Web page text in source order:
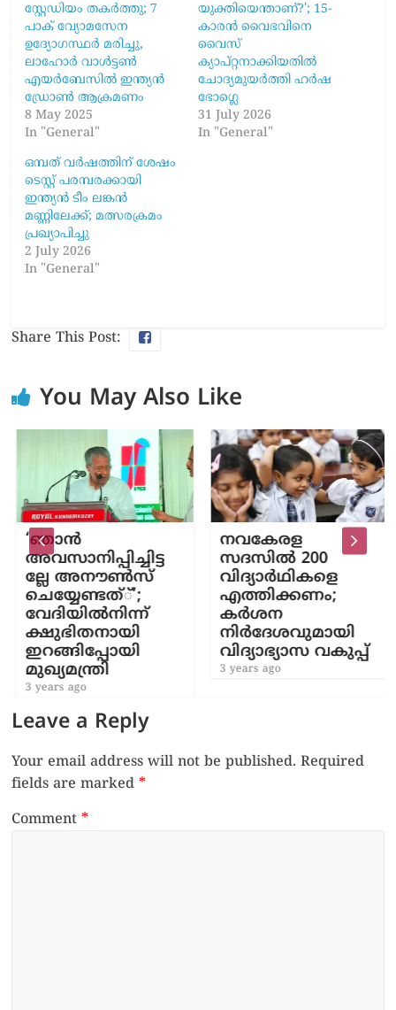
സ്റ്റേഡിയം തകർത്തു; 7
പാക് വ്യോമസേന
ഉദ്യോഗസ്ഥർ മരിച്ചു,
ലാഹോർ വാൾട്ടൺ
എയർബേസിൽ ഇന്ത്യൻ
ഡ്രോൺ ആക്രമണം
8 May 2025
In "General"
യുക്തിയെന്താണ്?'; 15-
കാരൻ വൈഭവിനെ
വൈസ്
ക്യാപ്റ്റനാക്കിയതിൽ
ചോദ്യമുയർത്തി ഹർഷ
ഭോഗ്ലെ
31 July 2026
In "General"
ഒമ്പത് വർഷത്തിന് ശേഷം
ടെസ്റ്റ് പരമ്പരക്കായി
ഇന്ത്യൻ ടീം ലങ്കൻ
മണ്ണിലേക്ക്; മത്സരക്രമം
പ്രഖ്യാപിച്ചു
2 July 2026
In "General"
Share This Post:
You May Also Like
‘ഞാൻ
അവസാനിപ്പിച്ചിട്ട
ല്ലേ അനൗൺസ്
ചെയ്യേണ്ടത്്’;
വേദിയിൽനിന്ന്
ക്ഷുഭിതനായി
ഇറങ്ങിപ്പോയി
മുഖ്യമന്ത്രി
3 years ago
നവകേരള
സദസിൽ 200
വിദ്യാർഥികളെ
എത്തിക്കണം;
കര്‍ശന
നിര്‍ദേശവുമായി
വിദ്യാഭ്യാസ വകുപ്പ്
3 years ago
Leave a Reply
Your email address will not be published. Required
fields are marked*
Comment*